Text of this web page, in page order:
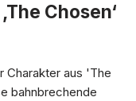
Chosen‘
Charakter aus 'The
bahnbrechende